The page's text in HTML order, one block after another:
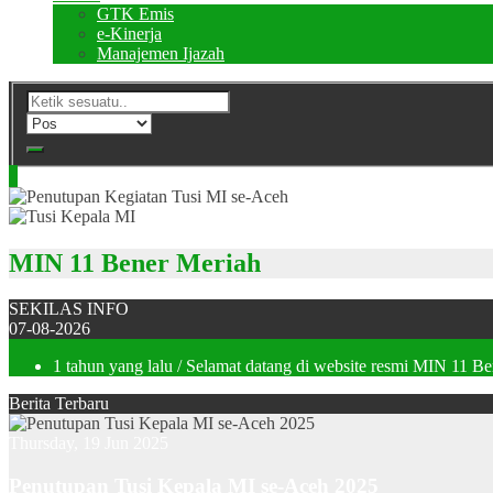
GTK Emis
e-Kinerja
Manajemen Ijazah
MIN 11 Bener Meriah
SEKILAS INFO
07-08-2026
1 tahun yang lalu / Selamat datang di website resmi MIN 11
Berita Terbaru